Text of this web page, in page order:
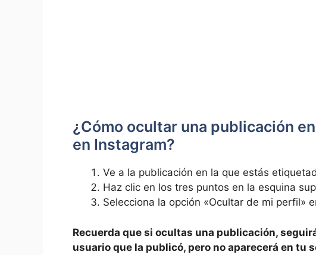
¿Cómo​ ocultar una publicación
en ⁤Instagram?
Ve a ‍la publicación en la que ‌estás
Haz clic en ‍los tres puntos en⁣ la esquina
Selecciona la opción «Ocultar de mi perfil»
Recuerda que si ocultas una​ publicación,
usuario que la publicó, pero ‌no aparecerá ⁣en tu